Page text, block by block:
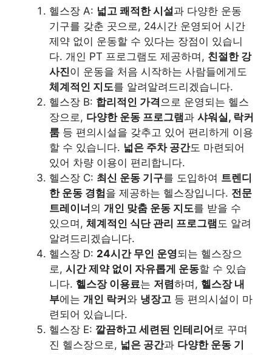
헬스장 A: 넓고 쾌적한 시설과 다양한 운동
기구를 갖춘 곳으로, 24시간 운영되어 시간
제약 없이 운동할 수 있다는 장점이 있습니
다. 개인 PT 프로그램도 제공하며, 친절한 강
사진이 운동을 처음 시작하는 사람들에게도
체계적인 지도를 알려알려드리겠습니다.
헬스장 B: 합리적인 가격 으로 운영되는 헬스
장으로, 다양한 운동 프로그램과 샤워실, 락커
룸 등 편의시설을 갖추고 있어 편리하게 이용
할 수 있습니다. 넓은 주차 공간도 마련되어
있어 차량 이용이 편리합니다.
헬스장 C: 최신 운동 기구를 도입하여 트렌디
한 운동 경험을 제공하는 헬스장입니다. 전문
트레이너의 개인 맞춤 운동 지도를 받을 수
있으며, 체계적인 식단 관리 프로그램 도 알려
알려드리겠습니다.
헬스장 D: 24시간 무인 운영되는 헬스장으
로, 시간 제약 없이 자유롭게 운동할 수 있습
니다. 헬스장 이용료는 저렴하며, 헬스장 내
부에는 개인 락커와 냉장고 등 편의시설이 마
련되어 있습니다.
헬스장 E: 깔끔하고 세련된 인테리어 로 꾸며
진 헬스장으로, 넓은 공간과 다양한 운동 기